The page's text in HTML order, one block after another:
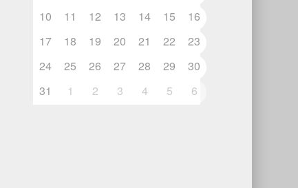
10
11 12 13 14 15
16
17
18 19 20 21 22
23
24
25 26 27 28 29
30
31
1 2 3 4 5 6